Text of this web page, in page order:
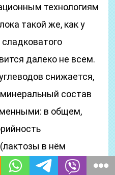
технологиям
такой же, как у
сладковатого
далеко не всем.
снижается,
состав
в общем,
в нём
сотой процента)